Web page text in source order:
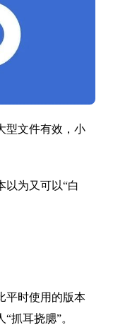
型文件有效，小
以为又可以“白
平时使用的版本
抓耳挠腮”。